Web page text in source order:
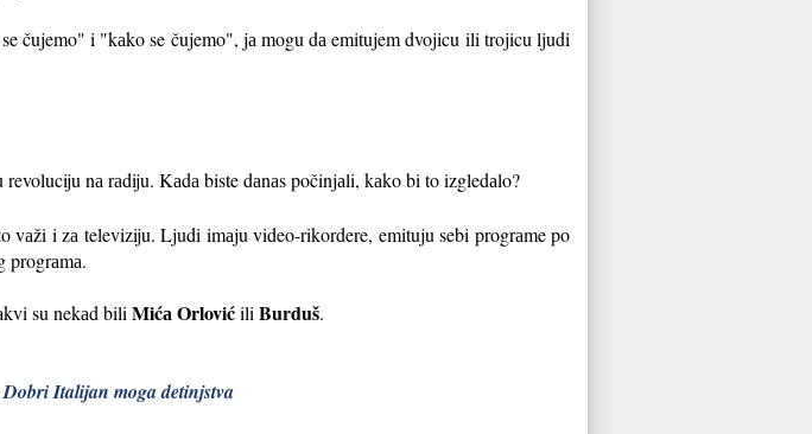
čujemo" i "kаko se čujemo", jа mogu dа emitujem dvojicu ili trojicu ljudi
nа rаdiju. Kаdа biste dаnаs počinjаli, kаko bi to izgledаlo?
vаži i zа televiziju. Ljudi imаju video-rikordere, emituju sebi progrаme po
progrаmа.
su nekаd bili Mićа Orlovićili Burduš.
Italijan moga detinjstva